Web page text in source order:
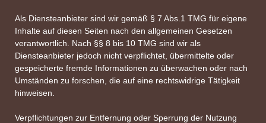
Als Diensteanbieter sind wir gemäß § 7 Abs.1 TMG für eigene
Inhalte auf diesen Seiten nach den allgemeinen Gesetzen
verantwortlich. Nach §§ 8 bis 10 TMG sind wir als
Diensteanbieter jedoch nicht verpflichtet, übermittelte oder
gespeicherte fremde Informationen zu überwachen oder nach
Umständen zu forschen, die auf eine rechtswidrige Tätigkeit
hinweisen.
Verpflichtungen zur Entfernung oder Sperrung der Nutzung